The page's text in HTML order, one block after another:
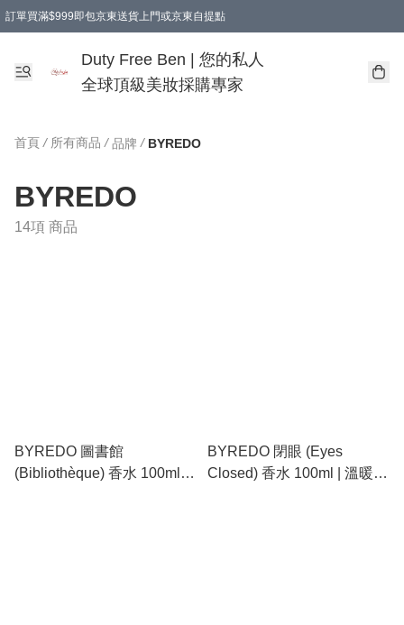
訂單買滿$999即包京東送貨上門或京東自提點
Duty Free Ben | 您的私人
全球頂級美妝採購專家
首頁 / 所有商品 / 品牌 / BYREDO
BYREDO
14項 商品
BYREDO 圖書館
(Bibliothèque) 香水 100ml |
BYREDO 閉眼 (Eyes
Closed) 香水 100ml | 溫暖肉